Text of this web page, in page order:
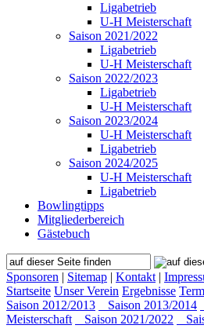
Ligabetrieb
U-H Meisterschaft
Saison 2021/2022
Ligabetrieb
U-H Meisterschaft
Saison 2022/2023
Ligabetrieb
U-H Meisterschaft
Saison 2023/2024
U-H Meisterschaft
Ligabetrieb
Saison 2024/2025
U-H Meisterschaft
Ligabetrieb
Bowlingtipps
Mitgliederbereich
Gästebuch
Sponsoren | Sitemap | Kontakt |
Startseite Unser Verein Ergebnisse
Saison 2012/2013
Saison 2013/2014
Meisterschaft
Saison 2021/2022